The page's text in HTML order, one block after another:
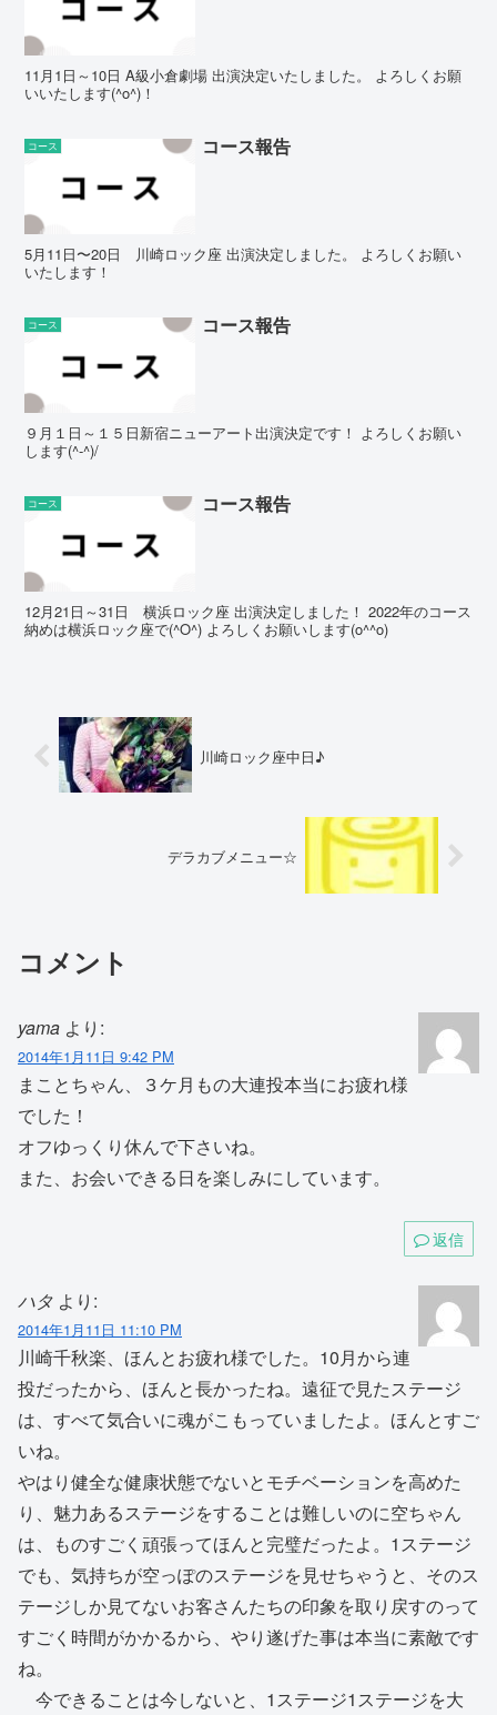
11月1日～10日 A級小倉劇場 出演決定いたしました。 よろしくお願
いいたします(^o^)！
コース コース報告
5月11日〜20日 川崎ロック座 出演決定しました。 よろしくお願い
いたします！
コース コース報告
９月１日～１５日新宿ニューアート出演決定です！ よろしくお願い
します(^-^)/
コース コース報告
12月21日～31日 横浜ロック座 出演決定しました！ 2022年のコース
納めは横浜ロック座で(^O^) よろしくお願いします(o^^o)
川崎ロック座中日♪
デラカブメニュー☆
コメント
yama より:
2014年1月11日 9:42 PM
まことちゃん、３ケ月もの大連投本当にお疲れ様
でした！
オフゆっくり休んで下さいね。
また、お会いできる日を楽しみにしています。
返信
ハタ より:
2014年1月11日 11:10 PM
川崎千秋楽、ほんとお疲れ様でした。10月から連
投だったから、ほんと長かったね。遠征で見たステージ
は、すべて気合いに魂がこもっていましたよ。ほんとすご
いね。
やはり健全な健康状態でないとモチベーションを高めた
り、魅力あるステージをすることは難しいのに空ちゃん
は、ものすごく頑張ってほんと完璧だったよ。1ステージ
でも、気持ちが空っぽのステージを見せちゃうと、そのス
テージしか見てないお客さんたちの印象を取り戻すのって
すごく時間がかかるから、やり遂げた事は本当に素敵です
ね。
今できることは今しないと、1ステージ1ステージを大